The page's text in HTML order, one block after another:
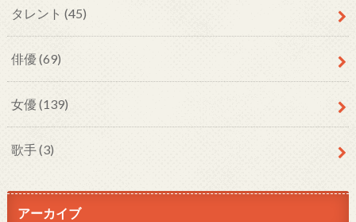
タレント (45)
俳優 (69)
女優 (139)
歌手(3)
アーカイブ